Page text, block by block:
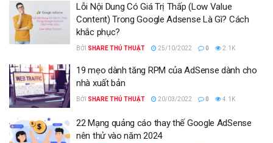
Lỗi Nội Dung Có Giá Trị Thấp (Low Value
Content) Trong Google Adsense Là Gì? Cách
khắc phục?
BỞI SHARE THỦ THUẬT 25/10/2022 0 2.1K
19 mẹo dành tăng RPM của AdSense dành cho
nhà xuất bản
BỞI SHARE THỦ THUẬT 20/03/2022 0 4.1K
22 Mạng quảng cáo thay thế Google AdSense
nên thử vào năm 2024